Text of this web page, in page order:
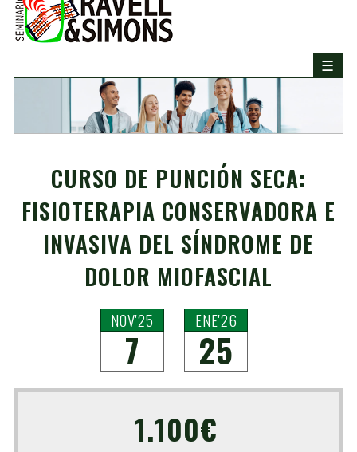
CURSO DE PUNCIÓN SECA:
FISIOTERAPIA CONSERVADORA E
INVASIVA DEL SÍNDROME DE
DOLOR MIOFASCIAL
NOV'25
7
ENE'26
25
1.100€